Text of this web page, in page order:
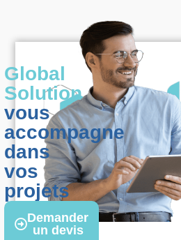
Global
Solution
vous
accompagne
dans
vos
projets
Demander
un devis